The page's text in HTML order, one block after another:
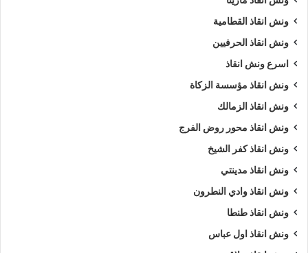
ونش انقاذ القطامية
ونش انقاذ الحرفيين
اسرع ونش انقاذ
ونش انقاذ مؤسسة الزكاة
ونش انقاذ الزمالك
ونش انقاذ محور روض الفرج
ونش انقاذ كفر الشيخ
ونش انقاذ مدينتي
ونش انقاذ وادي النطرون
ونش انقاذ طنطا
ونش انقاذ اول عباس